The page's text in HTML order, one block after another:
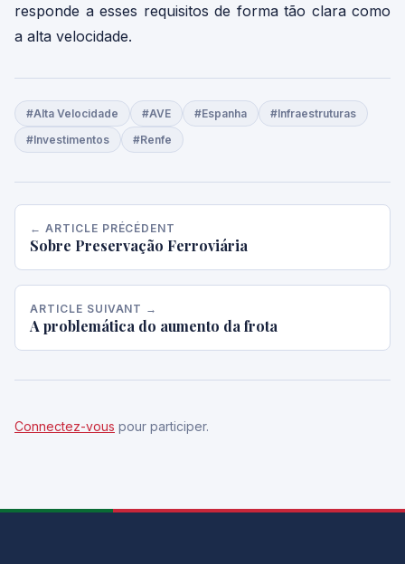
responde a esses requisitos de forma tão clara como
a alta velocidade.
#Alta Velocidade #AVE #Espanha
#Infraestruturas
#Investimentos
#Renfe
← ARTICLE PRÉCÉDENT
Sobre Preservação Ferroviária
ARTICLE SUIVANT →
A problemática do aumento da frota
Connectez-vous pour participer.